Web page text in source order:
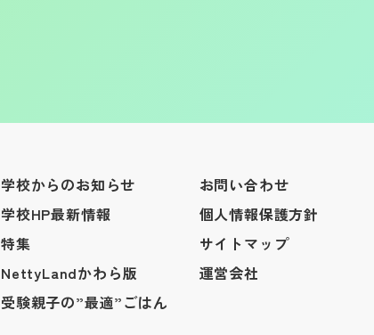
学校からのお知らせ
学校HP最新情報
特集
NettyLandかわら版
受験親子の”最適”ごはん
お問い合わせ
個人情報保護方針
サイトマップ
運営会社